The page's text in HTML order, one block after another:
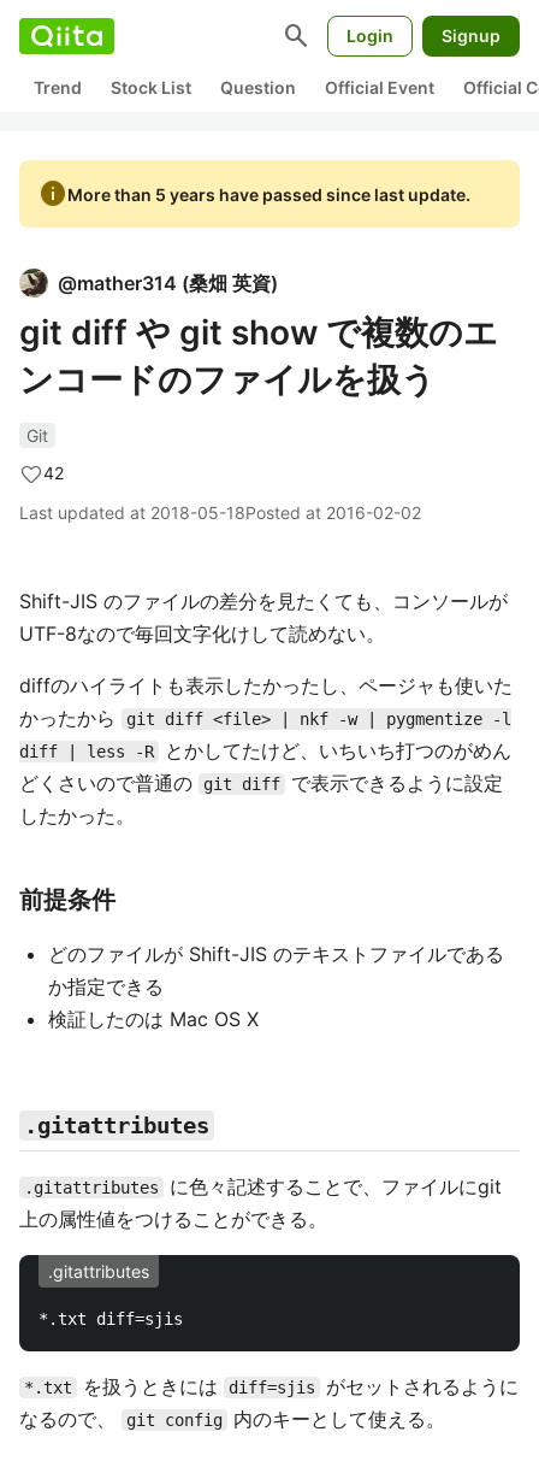
search Login Signup
Trend Stock List Question Official Event Official
infoMore than 5 years have passed since last update.
@mather314 (桑畑 英資)
git diff や git show で複数のエ
ンコードのファイルを扱う
Git
42
Last updated at 2018-05-18Posted at 2016-02-02
Shift-JIS のファイルの差分を見たくても、コンソールが
UTF-8なので毎回文字化けして読めない。
diffのハイライトも表示したかったし、ページャも使いた
かったから
git diff <file> | nkf -w | pygmentize -l
diff | less -R
とかしてたけど、いちいち打つのがめん
どくさいので普通の
git diff
で表示できるように設定
したかった。
前提条件
どのファイルが Shift-JIS のテキストファイルである
か指定できる
検証したのは Mac OS X
.gitattributes
.gitattributes
に色々記述することで、ファイルにgit
上の属性値をつけることができる。
.gitattributes
*.txt を扱うときには diff=sjis
がセットされるように
なるので、
git config 内のキーとして使える。